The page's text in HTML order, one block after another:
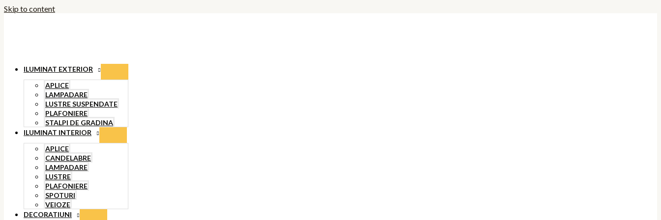
Skip to content
ILUMINAT EXTERIOR
APLICE
LAMPADARE
LUSTRE SUSPENDATE
PLAFONIERE
STALPI DE GRADINA
ILUMINAT INTERIOR
APLICE
CANDELABRE
LAMPADARE
LUSTRE
PLAFONIERE
SPOTURI
VEIOZE
DECORATIUNI